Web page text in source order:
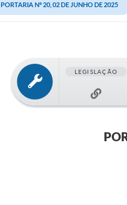
PORTARIA Nº 20, 02 DE JUNHO DE 2025
LEGISLAÇÃO